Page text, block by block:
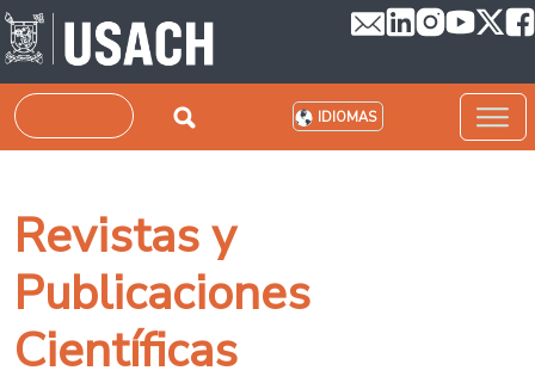
Pasar al contenido principal
Buscar IDIOMAS
Revistas y
Publicaciones
Científicas